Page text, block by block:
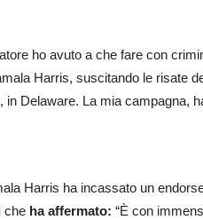
ho avuto a che fare con
Harris, suscitando le risate
in Delaware. La mia campagna,
Harris ha incassato un
che ha affermato: “È con